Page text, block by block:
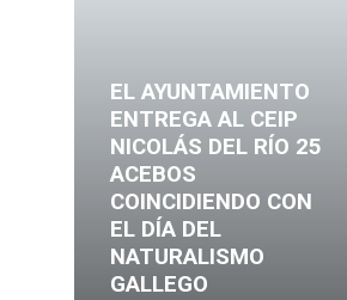
EL AYUNTAMIENTO
ENTREGA AL CEIP
NICOLÁS DEL RÍO 25
ACEBOS
COINCIDIENDO CON
EL DÍA DEL
NATURALISMO
GALLEGO